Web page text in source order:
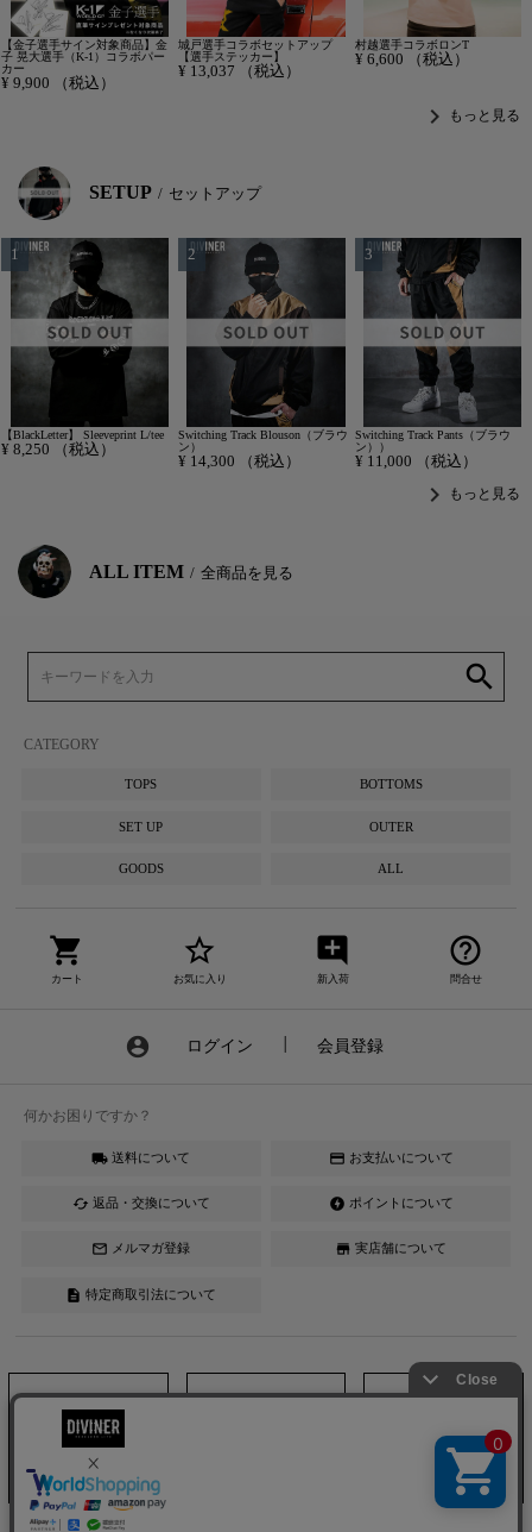
【金子選手サイン対象商品】金
子 晃大選手（K-1）コラボパー
カー
¥ 9,900 （税込）
城戸選手コラボセットアップ
【選手ステッカー】
¥ 13,037 （税込）
村越選手コラボロンT
¥ 6,600 （税込）
chevron_right もっと見る
SETUP セットアップ
【BlackLetter】 Sleeveprint L/tee
¥ 8,250 （税込）
Switching Track Blouson（ブラウ
ン）
¥ 14,300 （税込）
Switching Track Pants（ブラウ
ン））
¥ 11,000 （税込）
chevron_right もっと見る
ALL ITEM 全商品を見る
search
CATEGORY
TOPS BOTTOMS
SET UP OUTER
GOODS ALL
shopping_cart
カート
star_border
お気に入り
add_comment
新入荷
help_outline
問合せ
account_circle ログイン 会員登録
何かお困りですか？
local_shipping 送料について credit_card お支払いについて
cached 返品・交換について offline_bolt ポイントについて
mail_outline メルマガ登録 store 実店舗について
description 特定商取引法について
Instagram YouTube